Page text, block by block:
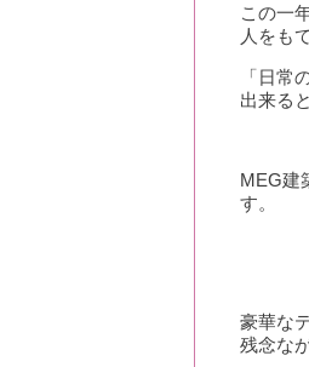
この一
人をも
「日常
出来る
MEG建
す。
豪華な
残念な